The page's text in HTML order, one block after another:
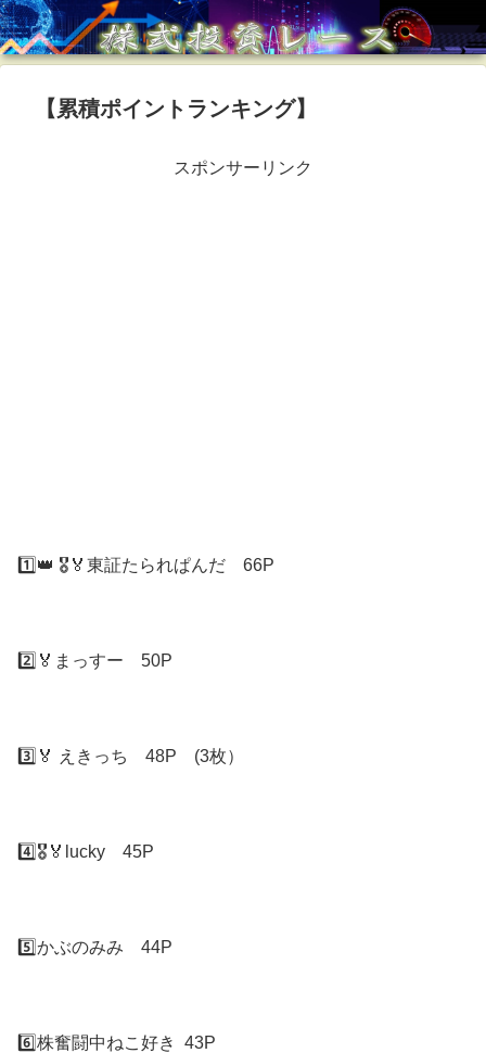
【累積ポイントランキング】
スポンサーリンク
1️⃣👑 🎖🏅東証たられぱんだ 66P
2️⃣🏅まっすー 50P
3️⃣🏅 えきっち 48P (3枚）
4️⃣🎖🏅lucky 45P
5️⃣かぶのみみ 44P
6️⃣株奮闘中ねこ好き 43P